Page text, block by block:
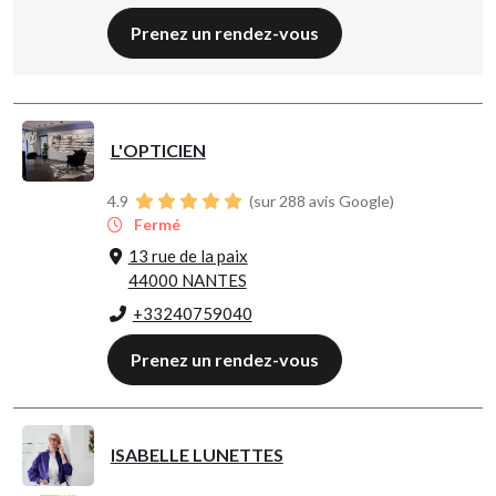
Prenez un rendez-vous
L'OPTICIEN
4.9
(sur 288 avis Google)
Fermé
13 rue de la paix
44000 NANTES
+33240759040
Prenez un rendez-vous
ISABELLE LUNETTES